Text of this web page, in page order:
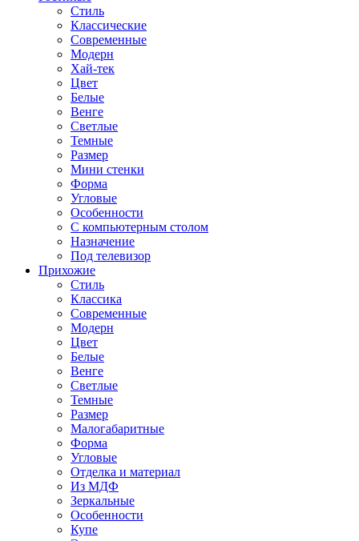
Стиль
Классические
Современные
Модерн
Хай-тек
Цвет
Белые
Венге
Светлые
Темные
Размер
Мини стенки
Форма
Угловые
Особенности
С компьютерным столом
Назначение
Под телевизор
Прихожие
Стиль
Классика
Современные
Модерн
Цвет
Белые
Венге
Светлые
Темные
Размер
Малогабаритные
Форма
Угловые
Отделка и материал
Из МДФ
Зеркальные
Особенности
Купе